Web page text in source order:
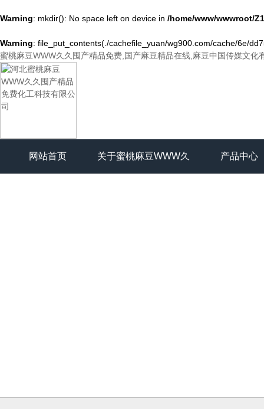
Warning: mkdir(): No space left on device in /home/www/wwwroot/
Warning: file_put_contents(./cachefile_yuan/wg900.com/cache/6e/
蜜桃麻豆WWW久久囤产精品免费,国产麻豆精品在线,麻豆中国传媒文化
网站首页 关于蜜桃麻豆WWW久 产品中心